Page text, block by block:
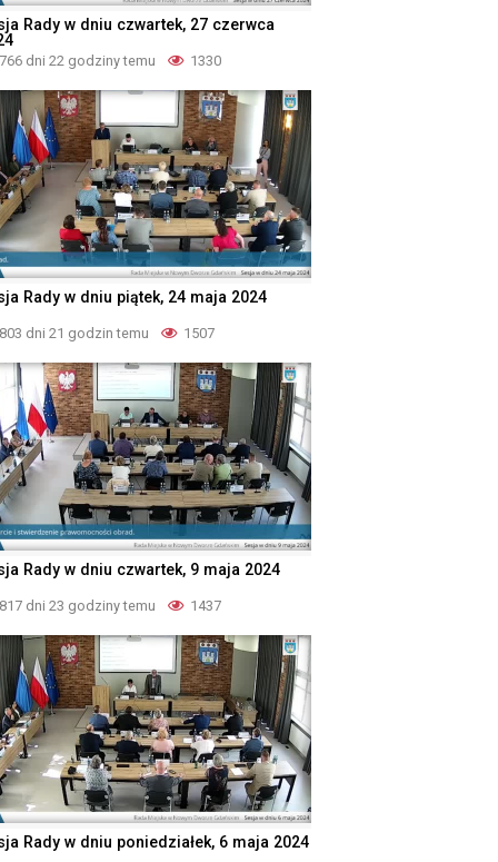
Rady w dniu czwartek, 27 czerwca
766 dni 22 godziny temu 1330
Rady w dniu piątek, 24 maja 2024
803 dni 21 godzin temu 1507
Rady w dniu czwartek, 9 maja 2024
817 dni 23 godziny temu 1437
Rady w dniu poniedziałek, 6 maja 2024